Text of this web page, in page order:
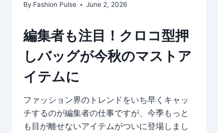
By Fashion Pulse June 2, 2026
編集者も注目！クロコ型押
しバッグが今秋のマストア
イテムに
ファッション界のトレンドをいち早くキャッ
チするのが編集者の仕事ですが、今季もっと
も目が離せないアイテムがついに登場しまし